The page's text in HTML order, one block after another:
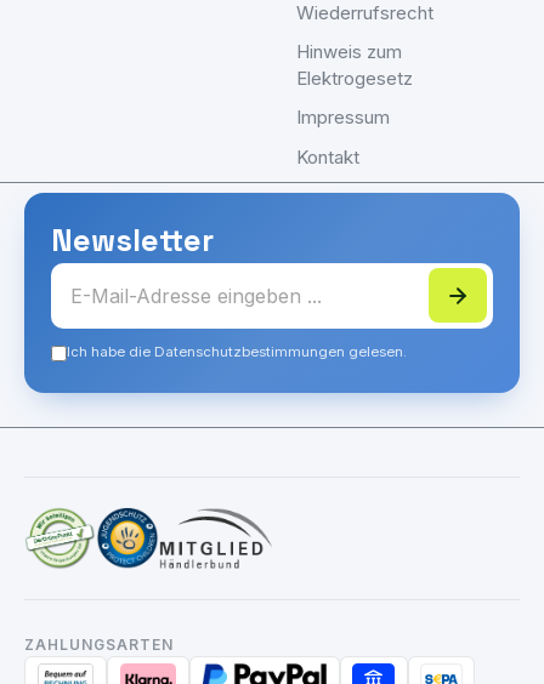
Wiederrufsrecht
Hinweis zum
Elektrogesetz
Impressum
Kontakt
Newsletter
Ich habe die Datenschutzbestimmungen gelesen.
ZAHLUNGSARTEN